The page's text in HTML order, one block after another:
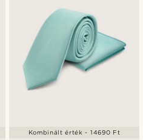
Kombinált érték - 14690 Ft